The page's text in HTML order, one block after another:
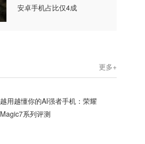
安卓手机占比仅4成
更多+
越用越懂你的AI强者手机：荣耀
Magic7系列评测